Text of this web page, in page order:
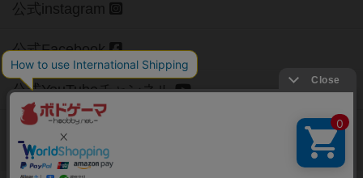
公式instagram
公式Facebook
公式YouTubeチャンネル